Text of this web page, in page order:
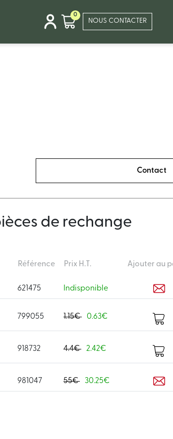
0
NOUS CONTACTER
Contact
de rechange
Référence Prix H.T. Ajouter au
621475 Indisponible
799055 1.15€ 0.63€
918732 4.4€ 2.42€
981047 55€ 30.25€